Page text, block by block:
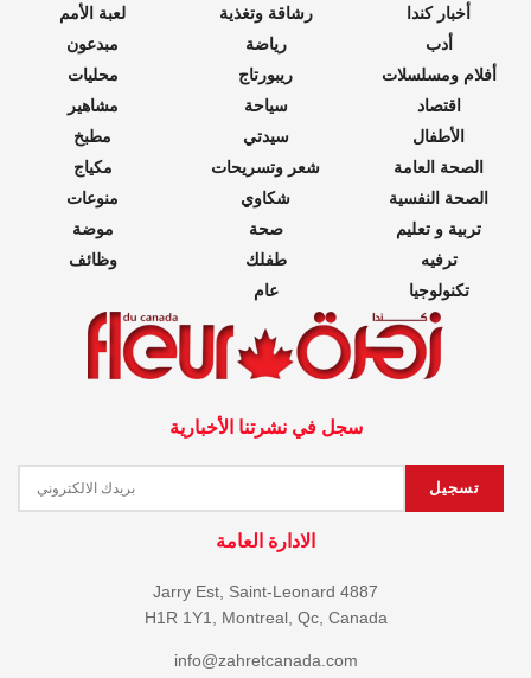
أخبار كندا
أدب
أفلام ومسلسلات
اقتصاد
الأطفال
الصحة العامة
الصحة النفسية
تربية و تعليم
ترفيه
تكنولوجيا
رشاقة وتغذية
رياضة
ريبورتاج
سياحة
سيدتي
شعر وتسريحات
شكاوي
صحة
طفلك
عام
لعبة الأمم
مبدعون
محليات
مشاهير
مطبخ
مكياج
منوعات
موضة
وظائف
سجل في نشرتنا الأخبارية
الادارة العامة
4887 Jarry Est, Saint-Leonard
H1R 1Y1, Montreal, Qc, Canada
info@zahretcanada.com